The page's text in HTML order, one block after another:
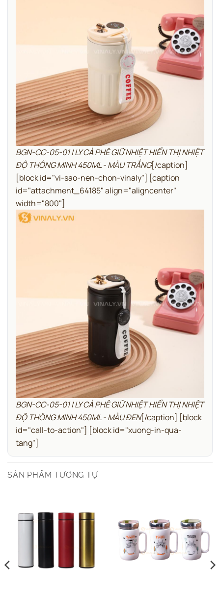
BGN-CC-05-01 | LY CÀ PHÊ GIỮ NHIỆT HIỂN THỊ NHIỆT
ĐỘ THÔNG MINH 450ML - MÀU TRẮNG[/caption]
[block id="vi-sao-nen-chon-vinaly"] [caption
id="attachment_64185" align="aligncenter"
width="800"]
BGN-CC-05-01 | LY CÀ PHÊ GIỮ NHIỆT HIỂN THỊ NHIỆT
ĐỘ THÔNG MINH 450ML - MÀU ĐEN[/caption] [block
id="call-to-action"] [block id="xuong-in-qua-
tang"]
SẢN PHẨM TƯƠNG TỰ